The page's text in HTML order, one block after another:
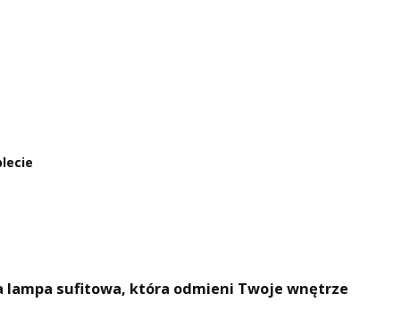
lampa sufitowa, która odmieni Twoje wnętrze